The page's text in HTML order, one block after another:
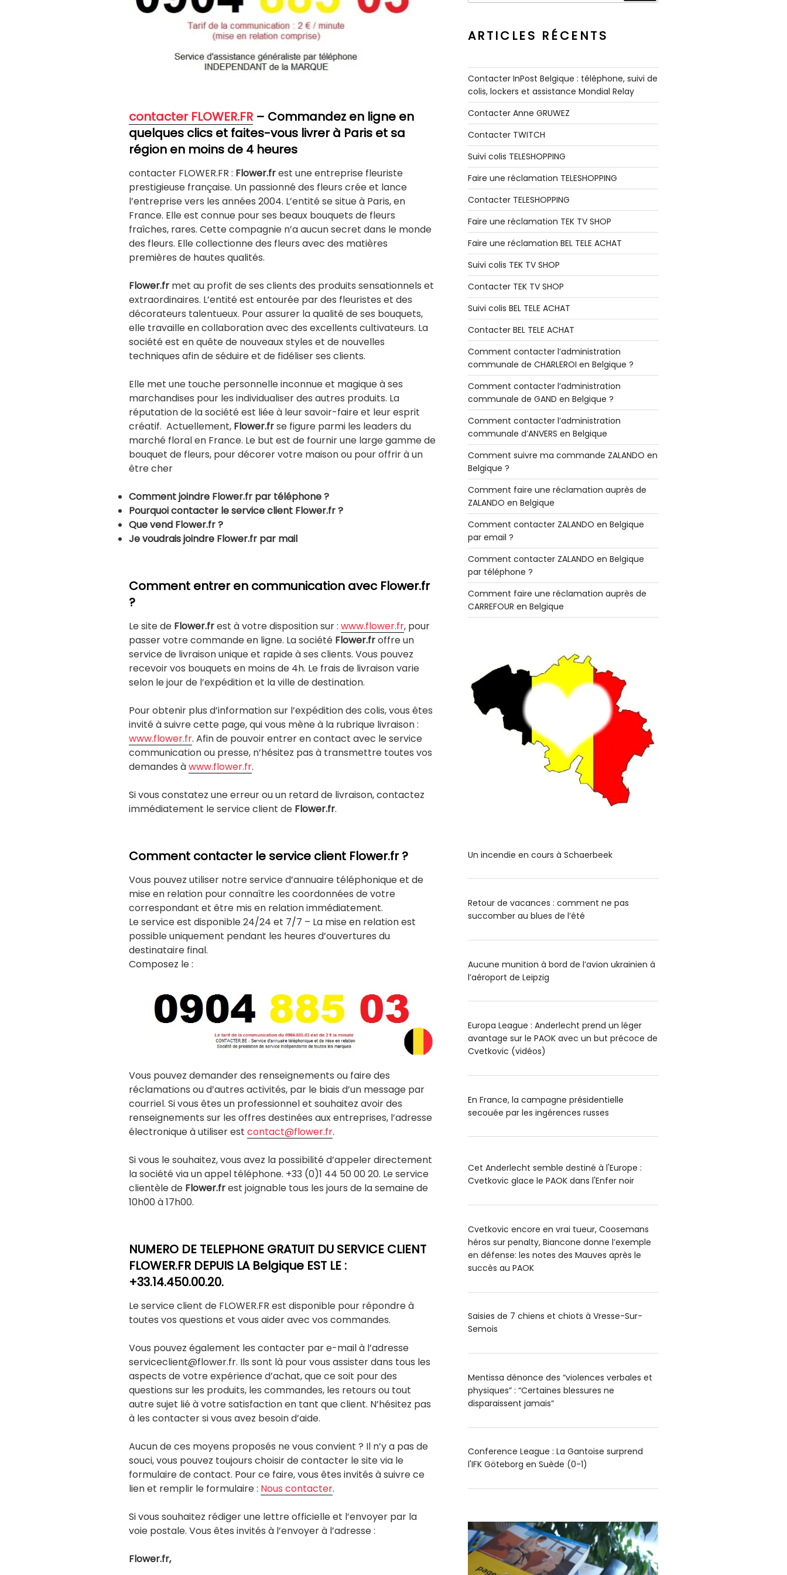
contacter FLOWER.FR – Commandez en ligne en
quelques clics et faites-vous livrer à Paris et sa
région en moins de 4 heures
contacter FLOWER.FR : Flower.frest une entreprise fleuriste
prestigieuse française. Un passionné des fleurs crée et lance
l’entreprise vers les années 2004. L’entité se situe à Paris, en
France. Elle est connue pour ses beaux bouquets de fleurs
fraîches, rares. Cette compagnie n’a aucun secret dans le monde
des fleurs. Elle collectionne des fleurs avec des matières
premières de hautes qualités.
Flower.fr met au profit de ses clients des produits sensationnels et
extraordinaires. L’entité est entourée par des fleuristes et des
décorateurs talentueux. Pour assurer la qualité de ses bouquets,
elle travaille en collaboration avec des excellents cultivateurs. La
société est en quête de nouveaux styles et de nouvelles
techniques afin de séduire et de fidéliser ses clients.
Elle met une touche personnelle inconnue et magique à ses
marchandises pour les individualiser des autres produits. La
réputation de la société est liée à leur savoir-faire et leur esprit
créatif. Actuellement, Flower.frse figure parmi les leaders du
marché floral en France. Le but est de fournir une large gamme de
bouquet de fleurs, pour décorer votre maison ou pour offrir à un
être cher
Comment joindre Flower.fr par téléphone ?
Pourquoi contacter le service client Flower.fr ?
Que vend Flower.fr ?
Je voudrais joindre Flower.fr par mail
Comment entrer en communication avec Flower.fr
?
Le site de Flower.frest à votre disposition sur : www.flower.fr, pour
passer votre commande en ligne. La société Flower.froffre un
service de livraison unique et rapide à ses clients. Vous pouvez
recevoir vos bouquets en moins de 4h. Le frais de livraison varie
selon le jour de l’expédition et la ville de destination.
Pour obtenir plus d’information sur l’expédition des colis, vous êtes
invité à suivre cette page, qui vous mène à la rubrique livraison :
www.flower.fr. Afin de pouvoir entrer en contact avec le service
communication ou presse, n’hésitez pas à transmettre toutes vos
demandes àwww.flower.fr.
Si vous constatez une erreur ou un retard de livraison, contactez
immédiatement le service client de Flower.fr.
Comment contacter le service client Flower.fr ?
Vous pouvez utiliser notre service d’annuaire téléphonique et de
mise en relation pour connaître les coordonnées de votre
correspondant et être mis en relation immédiatement.
Le service est disponible 24/24 et 7/7 – La mise en relation est
possible uniquement pendant les heures d’ouvertures du
destinataire final.
Composez le :
Vous pouvez demander des renseignements ou faire des
réclamations ou d’autres activités, par le biais d’un message par
courriel. Si vous êtes un professionnel et souhaitez avoir des
renseignements sur les offres destinées aux entreprises, l’adresse
électronique à utiliser est contact@flower.fr.
Si vous le souhaitez, vous avez la possibilité d’appeler directement
la société via un appel téléphone. +33 (0)1 44 50 00 20. Le service
clientèle de Flower.frest joignable tous les jours de la semaine de
10h00 à 17h00.
NUMERO DE TELEPHONE GRATUIT DU SERVICE CLIENT
FLOWER.FR DEPUIS LA Belgique EST LE :
+33.14.450.00.20.
Le service client de FLOWER.FR est disponible pour répondre à
toutes vos questions et vous aider avec vos commandes.
Vous pouvez également les contacter par e-mail à l’adresse
serviceclient@flower.fr. Ils sont là pour vous assister dans tous les
aspects de votre expérience d’achat, que ce soit pour des
questions sur les produits, les commandes, les retours ou tout
autre sujet lié à votre satisfaction en tant que client. N’hésitez pas
à les contacter si vous avez besoin d’aide.
Aucun de ces moyens proposés ne vous convient ? Il n’y a pas de
souci, vous pouvez toujours choisir de contacter le site via le
formulaire de contact. Pour ce faire, vous êtes invités à suivre ce
lien et remplir le formulaire : Nous contacter.
Si vous souhaitez rédiger une lettre officielle et l’envoyer par la
voie postale. Vous êtes invités à l’envoyer à l’adresse :
Flower.fr,
:
ARTICLES RÉCENTS
Contacter InPost Belgique : téléphone, suivi de
colis, lockers et assistance Mondial Relay
Contacter Anne GRUWEZ
Contacter TWITCH
Suivi colis TELESHOPPING
Faire une réclamation TELESHOPPING
Contacter TELESHOPPING
Faire une réclamation TEK TV SHOP
Faire une réclamation BEL TELE ACHAT
Suivi colis TEK TV SHOP
Contacter TEK TV SHOP
Suivi colis BEL TELE ACHAT
Contacter BEL TELE ACHAT
Comment contacter l’administration
communale de CHARLEROI en Belgique ?
Comment contacter l’administration
communale de GAND en Belgique ?
Comment contacter l’administration
communale d’ANVERS en Belgique
Comment suivre ma commande ZALANDO en
Belgique ?
Comment faire une réclamation auprès de
ZALANDO en Belgique
Comment contacter ZALANDO en Belgique
par email ?
Comment contacter ZALANDO en Belgique
par téléphone ?
Comment faire une réclamation auprès de
CARREFOUR en Belgique
Un incendie en cours à Schaerbeek
Retour de vacances : comment ne pas
succomber au blues de l’été
Aucune munition à bord de l’avion ukrainien à
l’aéroport de Leipzig
Europa League : Anderlecht prend un léger
avantage sur le PAOK avec un but précoce de
Cvetkovic (vidéos)
En France, la campagne présidentielle
secouée par les ingérences russes
Cet Anderlecht semble destiné à l'Europe :
Cvetkovic glace le PAOK dans l'Enfer noir
Cvetkovic encore en vrai tueur, Coosemans
héros sur penalty, Biancone donne l’exemple
en défense: les notes des Mauves après le
succès au PAOK
Saisies de 7 chiens et chiots à Vresse-Sur-
Semois
Mentissa dénonce des “violences verbales et
physiques” : “Certaines blessures ne
disparaissent jamais“
Conference League : La Gantoise surprend
l'IFK Göteborg en Suède (0-1)